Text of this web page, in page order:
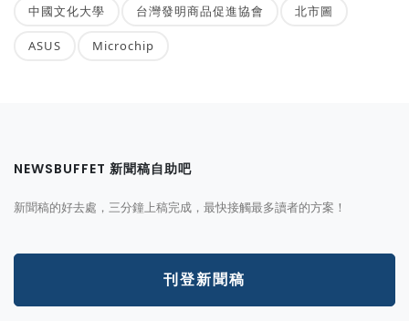
中國文化大學 台灣發明商品促進協會 北市圖
ASUS Microchip
NEWSBUFFET 新聞稿自助吧
新聞稿的好去處，三分鐘上稿完成，最快接觸最多讀者的方案！
刊登新聞稿